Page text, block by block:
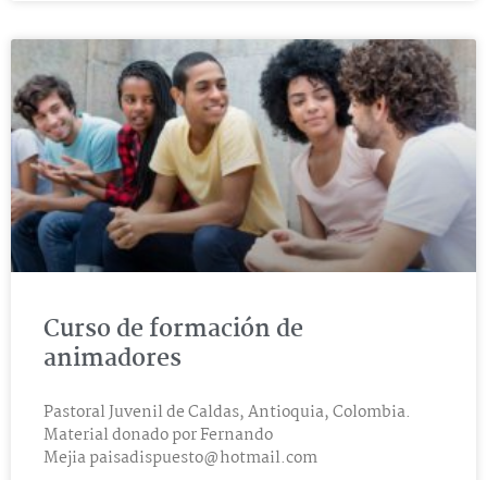
Curso de formación de
animadores
Pastoral Juvenil de Caldas, Antioquia, Colombia.
Material donado por Fernando
Mejiapaisadispuesto@hotmail.com